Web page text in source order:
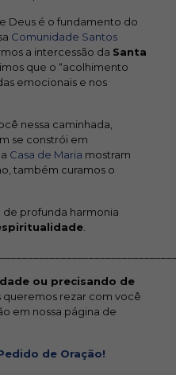
Deus é o fundamento do
Comunidade Santos
a intercessão da Santa
que o “acolhimento
emocionais e nos
nessa caminhada,
se constrói em
Casa de Maria mostram
também curamos o
profunda harmonia
.
ou precisando de
queremos rezar com você
em nossa página de
de Oração!